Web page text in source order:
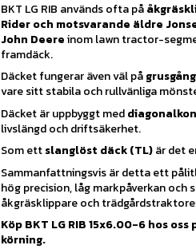
BKT LG RIB används ofta på
Rider och motsvarande äldre
John Deereinom lawn tractor-
framdäck.
Däcket fungerar även väl på
vare sitt stabila och rullvänliga
Däcket är uppbyggt med
livslängd och driftsäkerhet.
Som ettslanglöst däck (TL)är det
Sammanfattningsvis är detta ett
hög precision, låg markpåverkan
åkgräsklippare och
Köp BKT LG RIB 15x6.00-6 hos
körning.